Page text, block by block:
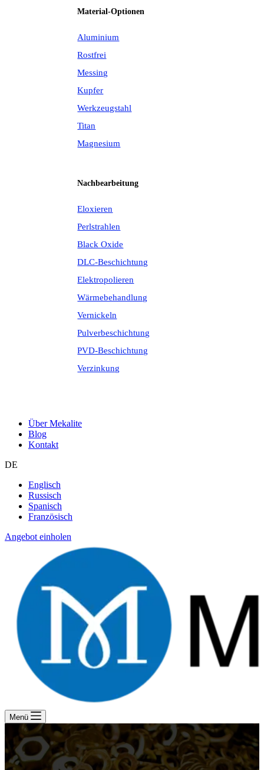
Material-Optionen
Aluminium
Rostfrei
Messing
Kupfer
Werkzeugstahl
Titan
Magnesium
Nachbearbeitung
Eloxieren
Perlstrahlen
Black Oxide
DLC-Beschichtung
Elektropolieren
Wärmebehandlung
Vernickeln
Pulverbeschichtung
PVD-Beschichtung
Verzinkung
Über Mekalite
Blog
Kontakt
DE
Englisch
Russisch
Spanisch
Französisch
Angebot einholen
Menü